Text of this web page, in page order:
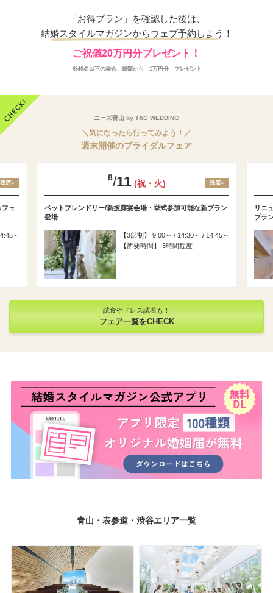
「お得プラン」を確認した後は
結婚スタイルマガジンからウェブ予約しよう！
ご祝儀20万円分プレゼント！
※40名以下の場合、総額から「1万円分」プレゼント
ニーズ青山 by T&G WEDDING
＼気になったら行ってみよう！／
週末開催のブライダルフェア
残席○
フェ
～
8/11 (祝・火) 残席○
ペットフレンドリー/新披露宴会場・挙式参加可能な新プラン
登場
3部制
9:00～ / 14:30～ / 14:45～
所要時間
3時間程度
リニ
プラ
試食やドレス試着も！
フェア一覧をCHECK
青山・表参道・渋谷エリア一覧